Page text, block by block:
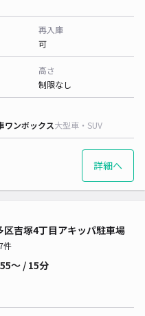
再入庫
可
高さ
制限なし
ワンボックス大型車・SUV
詳細へ
吉塚4丁目アキッパ駐車場
件
〜 / 15分